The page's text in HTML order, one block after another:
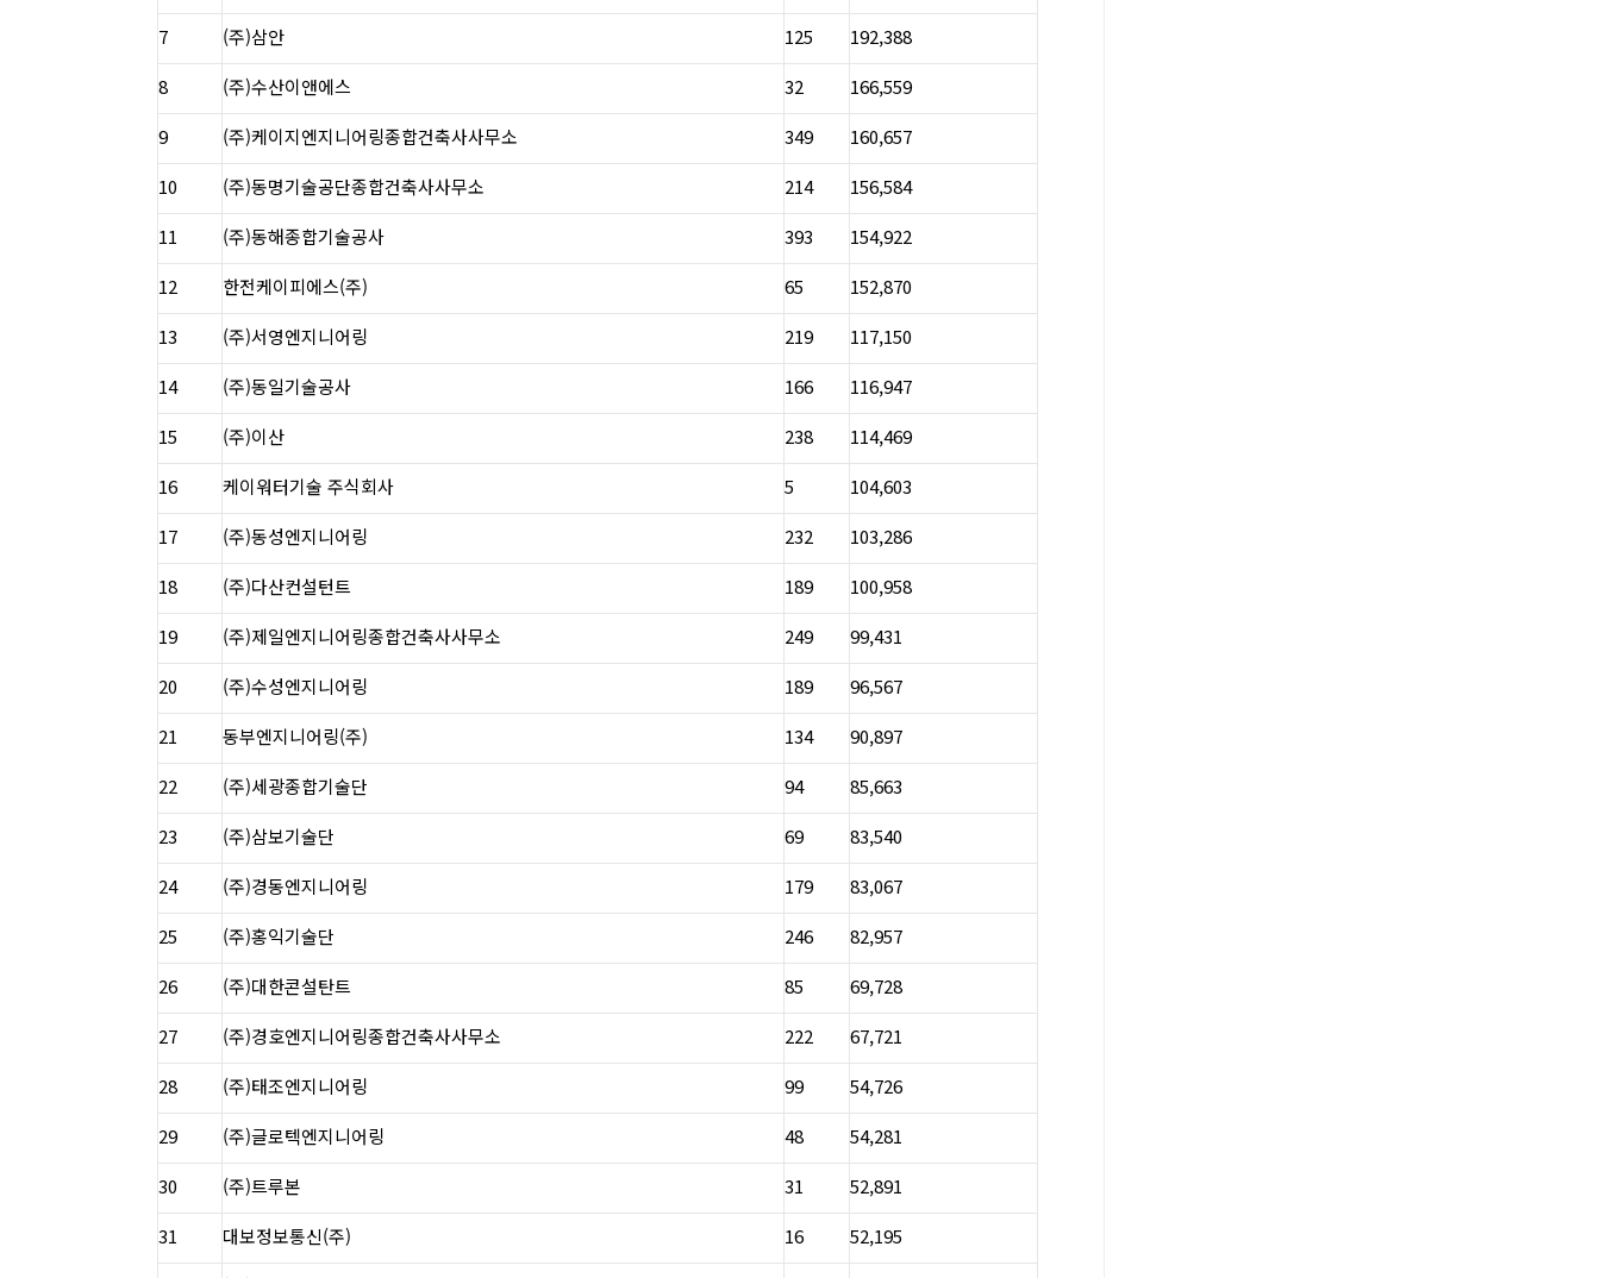
7
(주)삼안 125
192,388
8
(주)수산이앤에스 32
166,559
9
(주)케이지엔지니어링종합건축사사무소 349
160,657
10
(주)동명기술공단종합건축사사무소 214
156,584
11
(주)동해종합기술공사 393
154,922
12
한전케이피에스(주) 65
152,870
13
(주)서영엔지니어링 219
117,150
14
(주)동일기술공사 166
116,947
15
(주)이산 238
114,469
16
케이워터기술 주식회사 5
104,603
17
(주)동성엔지니어링 232
103,286
18
(주)다산컨설턴트 189
100,958
19
(주)제일엔지니어링종합건축사사무소 249
99,431
20
(주)수성엔지니어링 189
96,567
21
동부엔지니어링(주) 134
90,897
22
(주)세광종합기술단 94
85,663
23
(주)삼보기술단 69
83,540
24
(주)경동엔지니어링 179
83,067
25
(주)홍익기술단 246
82,957
26
(주)대한콘설탄트 85
69,728
27
(주)경호엔지니어링종합건축사사무소 222
67,721
28
(주)태조엔지니어링 99
54,726
29
(주)글로텍엔지니어링 48
54,281
30
(주)트루본 31
52,891
31
대보정보통신(주) 16
52,195